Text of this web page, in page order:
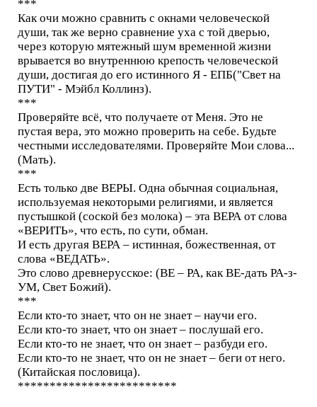
***
Как очи можно сравнить с окнами человеческой
души, так же верно сравнение уха с той дверью,
через которую мятежный шум временной жизни
врывается во внутреннюю крепость человеческой
души, достигая до его истинного Я - ЕПБ("Свет на
ПУТИ" - Мэйбл Коллинз).
***
Проверяйте всё, что получаете от Меня. Это не
пустая вера, это можно проверить на себе. Будьте
честными исследователями. Проверяйте Мои слова...
(Мать).
***
Есть только две ВЕРЫ. Одна обычная социальная,
используемая некоторыми религиями, и является
пустышкой (соской без молока) – эта ВЕРА от слова
«ВЕРИТЬ», что есть, по сути, обман.
И есть другая ВЕРА – истинная, божественная, от
слова «ВЕДАТЬ».
Это слово древнерусское: (ВЕ – РА, как ВЕ-дать РА-з-
УМ, Свет Божий).
***
Если кто-то знает, что он не знает – научи его.
Если кто-то знает, что он знает – послушай его.
Если кто-то не знает, что он знает – разбуди его.
Если кто-то не знает, что он не знает – беги от него.
(Китайская пословица).
*************************